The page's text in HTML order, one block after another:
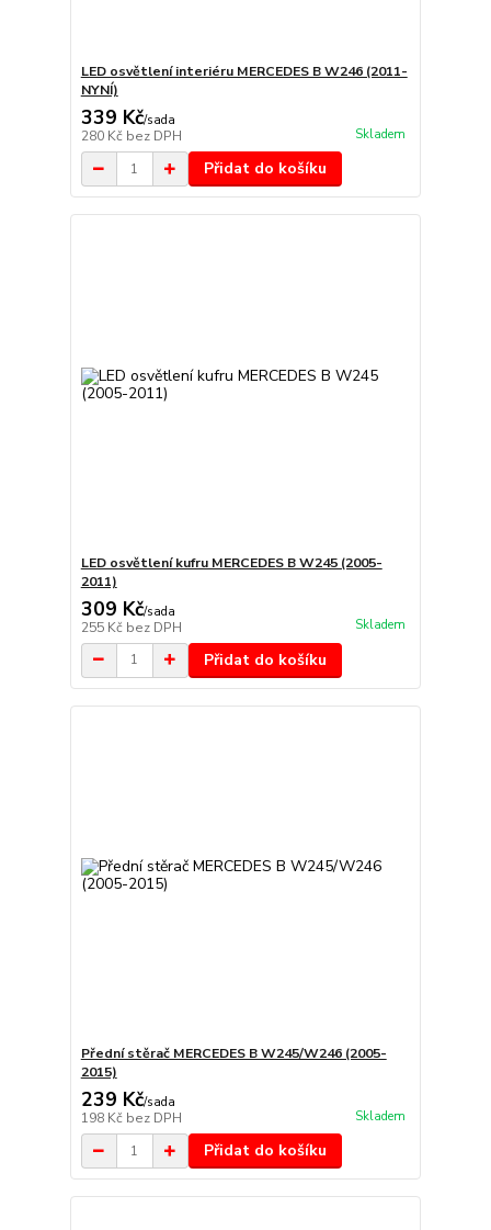
LED osvětlení interiéru MERCEDES B W246 (2011-
NYNÍ)
339 Kč/sada
280 Kč bez DPH Skladem
Přidat do košíku
LED osvětlení kufru MERCEDES B W245 (2005-
2011)
309 Kč/sada
255 Kč bez DPH Skladem
Přidat do košíku
Přední stěrač MERCEDES B W245/W246 (2005-
2015)
239 Kč/sada
198 Kč bez DPH Skladem
Přidat do košíku